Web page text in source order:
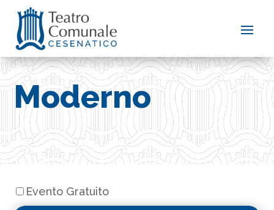
Moderno
Evento Gratuito